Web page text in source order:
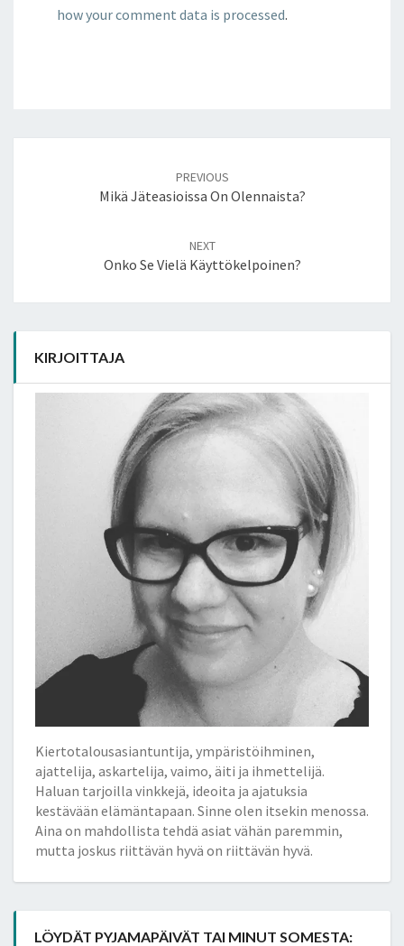
how your comment data is processed.
navigation
PREVIOUS
Mikä Jäteasioissa On Olennaista?
NEXT
Onko Se Vielä Käyttökelpoinen?
KIRJOITTAJA
Kiertotalousasiantuntija, ympäristöihminen,
ajattelija, askartelija, vaimo, äiti ja ihmettelijä.
Haluan tarjoilla vinkkejä, ideoita ja ajatuksia
kestävään elämäntapaan. Sinne olen itsekin menossa.
Aina on mahdollista tehdä asiat vähän paremmin,
mutta joskus riittävän hyvä on riittävän hyvä.
LÖYDÄT PYJAMAPÄIVÄT TAI MINUT SOMESTA: